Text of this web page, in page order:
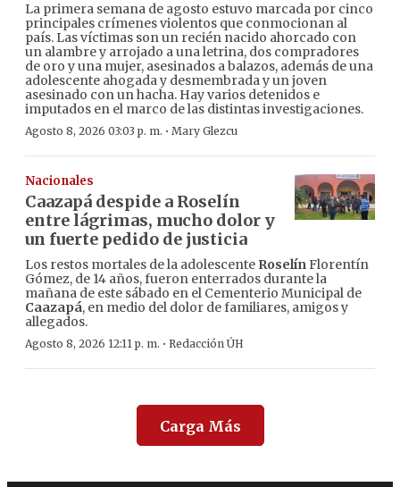
La primera semana de agosto estuvo marcada por cinco
principales crímenes violentos que conmocionan al
país. Las víctimas son un recién nacido ahorcado con
un alambre y arrojado a una letrina, dos compradores
de oro y una mujer, asesinados a balazos, además de una
adolescente ahogada y desmembrada y un joven
asesinado con un hacha. Hay varios detenidos e
imputados en el marco de las distintas investigaciones.
Agosto 8, 2026 03:03 p. m. · Mary Glezcu
Nacionales
Caazapá despide a Roselín
entre lágrimas, mucho dolor y
un fuerte pedido de justicia
Los restos mortales de la adolescente RoselínFlorentín
Gómez, de 14 años, fueron enterrados durante la
mañana de este sábado en el Cementerio Municipal de
Caazapá, en medio del dolor de familiares, amigos y
allegados.
Agosto 8, 2026 12:11 p. m. · Redacción ÚH
Carga Más